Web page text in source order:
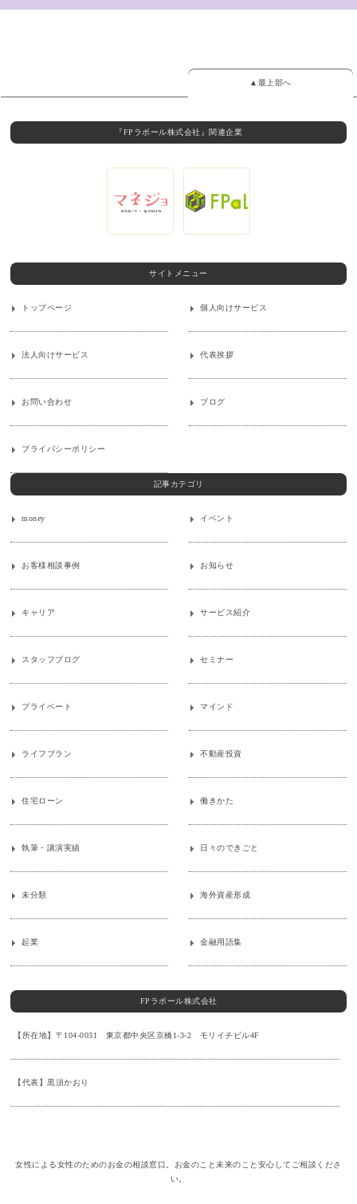
▲最上部へ
『FPラポール株式会社』関連企業
サイトメニュー
トップページ 個人向けサービス
法人向けサービス 代表挨拶
お問い合わせ ブログ
プライバシーポリシー
記事カテゴリ
money イベント
お客様相談事例 お知らせ
キャリア サービス紹介
スタッフブログ セミナー
プライベート マインド
ライフプラン 不動産投資
住宅ローン 働きかた
執筆・講演実績 日々のできごと
未分類 海外資産形成
起業 金融用語集
FPラポール株式会社
【所在地】〒104-0031 東京都中央区京橋1-3-2 モリイチビル4F
【代表】黒須かおり
女性による女性のためのお金の相談窓口。お金のこと未来のこと安心してご相談くださ
い。